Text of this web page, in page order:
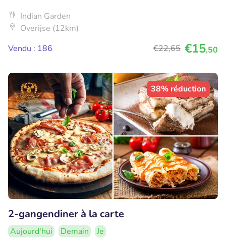
Indian Garden
Overijse (12km)
Vendu : 186
€22,65 €15,50
38% réduction
2-gangendiner à la carte
Aujourd'hui Demain
Je